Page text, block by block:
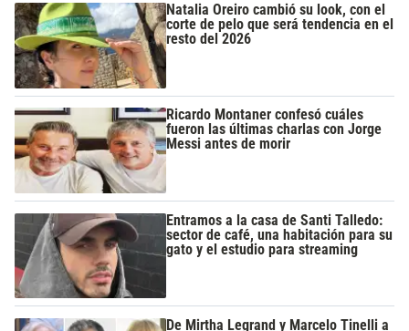
Natalia Oreiro cambió su look, con el
corte de pelo que será tendencia en el
resto del 2026
Ricardo Montaner confesó cuáles
fueron las últimas charlas con Jorge
Messi antes de morir
Entramos a la casa de Santi Talledo:
sector de café, una habitación para su
gato y el estudio para streaming
De Mirtha Legrand y Marcelo Tinelli a